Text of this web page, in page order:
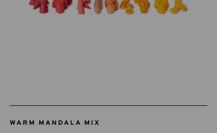
WARM MANDALA MIX